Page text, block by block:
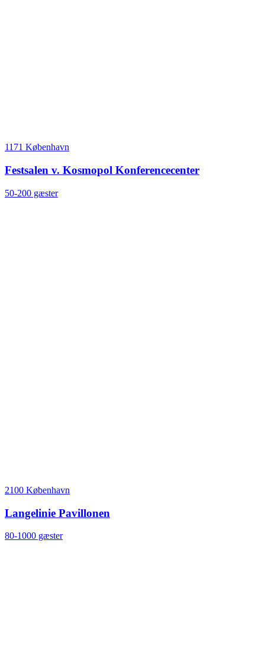
1171 København
Festsalen v. Kosmopol Konferencecenter
50-200 gæster
2100 København
Langelinie Pavillonen
80-1000 gæster